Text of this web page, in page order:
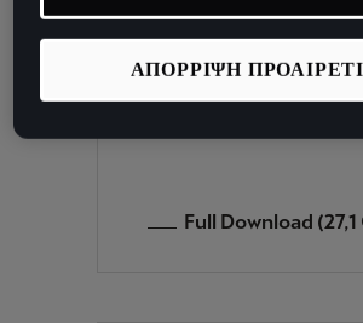
Czech Republic, Ukraine
Full Download (27,1
ΑΠΟΡΡΙΨΗ